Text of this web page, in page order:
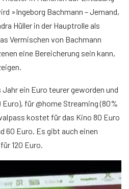
»Ingeborg Bachmann – Jemand,
Hüller in der Hauptrolle als
Vermischen von Bachmann
eine Bereicherung sein kann,
Jahr ein Euro teurer geworden und
für @home Streaming (80%
kostet für das Kino 80 Euro
60 Euro. Es gibt auch einen
120 Euro.